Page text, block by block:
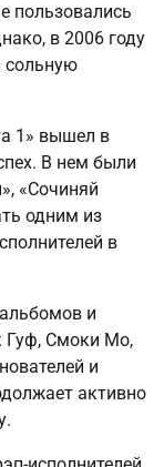
пользовались
в 2006 году
сольную
1» вышел в
В нем были
«Сочиняй
одним из
в
и
Гуф, Смоки Мо,
и
активно